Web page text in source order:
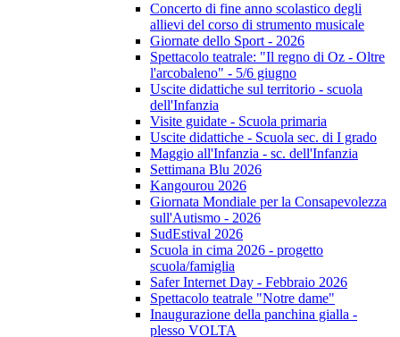
Concerto di fine anno scolastico degli
allievi del corso di strumento musicale
Giornate dello Sport - 2026
Spettacolo teatrale: "Il regno di Oz - Oltre
l'arcobaleno" - 5/6 giugno
Uscite didattiche sul territorio - scuola
dell'Infanzia
Visite guidate - Scuola primaria
Uscite didattiche - Scuola sec. di I grado
Maggio all'Infanzia - sc. dell'Infanzia
Settimana Blu 2026
Kangourou 2026
Giornata Mondiale per la Consapevolezza
sull'Autismo - 2026
SudEstival 2026
Scuola in cima 2026 - progetto
scuola/famiglia
Safer Internet Day - Febbraio 2026
Spettacolo teatrale "Notre dame"
Inaugurazione della panchina gialla -
plesso VOLTA